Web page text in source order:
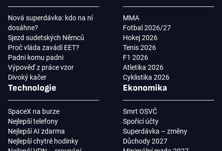
Nová superdávka: kdo na ní
dosáhne?
Sjezd sudetských Němců
Proč vláda zavádí EET?
Padni komu padni
Výpověď z práce vzor
Divoký kačer
MMA
Fotbal 2026/27
Hokej 2026
Tenis 2026
F1 2026
Atletika 2026
Cyklistika 2026
Technologie
SpaceX na burze
Nejlepší telefony
Nejlepší AI zdarma
Nejlepší chytré hodinky
Ekonomika
Smrt OSVČ
Spořicí účty
Superdávka – změny
Důchody 2027